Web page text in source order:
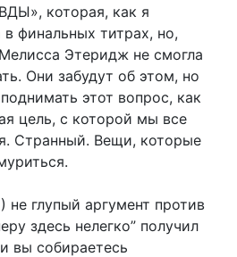
которая, как я
финальных титрах, но,
Этеридж не смогла
Они забудут об этом, но
этот вопрос, как
цель, с которой мы все
Странный. Вещи, которые
не глупый аргумент против
здесь нелегко” получил
вы собираетесь